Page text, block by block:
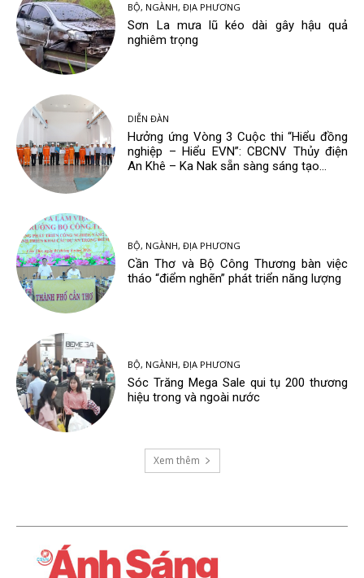
BỘ, NGÀNH, ĐỊA PHƯƠNG
Sơn La mưa lũ kéo dài gây hậu quả
nghiêm trọng
DIỄN ĐÀN
Hưởng ứng Vòng 3 Cuộc thi “Hiểu đồng
nghiệp – Hiểu EVN”: CBCNV Thủy điện
An Khê – Ka Nak sẵn sàng sáng tạo...
BỘ, NGÀNH, ĐỊA PHƯƠNG
Cần Thơ và Bộ Công Thương bàn việc
tháo “điểm nghẽn” phát triển năng lượng
BỘ, NGÀNH, ĐỊA PHƯƠNG
Sóc Trăng Mega Sale qui tụ 200 thương
hiệu trong và ngoài nước
Xem thêm